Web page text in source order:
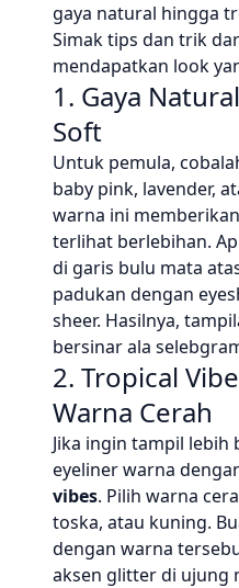
gaya natural hingga
Simak tips dan trik
mendapatkan look
1. Gaya
Soft
Untuk pemula,
baby pink, lavender,
warna ini
terlihat berlebihan.
di garis bulu mata
padukan dengan
sheer. Hasilnya,
bersinar ala
2. Tropical
Warna Cerah
Jika ingin tampil lebih
eyeliner warna
vibes. Pilih warna
toska, atau kuning.
dengan warna
aksen glitter di ujung